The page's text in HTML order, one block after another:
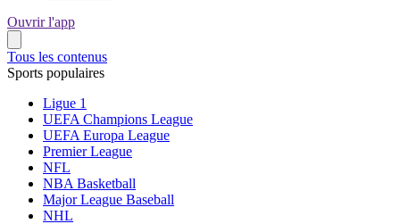
Ouvrir l'app
Tous les contenus
Sports populaires
Ligue 1
UEFA Champions League
UEFA Europa League
Premier League
NFL
NBA Basketball
Major League Baseball
NHL